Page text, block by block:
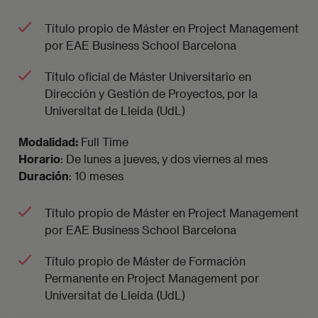
Título propio de Máster en Project Management
por EAE Business School Barcelona
Título oficial de Máster Universitario en
Dirección y Gestión de Proyectos, por la
Universitat de Lleida (UdL)
Modalidad: Full Time
Horario: De lunes a jueves, y dos viernes al mes
Duración: 10 meses
Título propio de Máster en Project Management
por EAE Business School Barcelona
Título propio de Máster de Formación
Permanente en Project Management por
Universitat de Lleida (UdL)